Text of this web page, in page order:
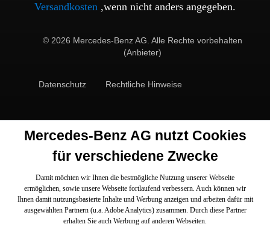
Versandkosten ,wenn nicht anders angegeben.
© 2026 Mercedes-Benz AG. Alle Rechte vorbehalten
(Anbieter)
Datenschutz Rechtliche Hinweise
Mercedes-Benz AG nutzt Cookies
für verschiedene Zwecke
Damit möchten wir Ihnen die bestmögliche Nutzung unserer Webseite
ermöglichen, sowie unsere Webseite fortlaufend verbessern. Auch können wir
Ihnen damit nutzungsbasierte Inhalte und Werbung anzeigen und arbeiten dafür mit
ausgewählten Partnern (u.a. Adobe Analytics) zusammen. Durch diese Partner
erhalten Sie auch Werbung auf anderen Webseiten.